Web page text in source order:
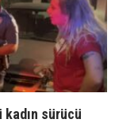
sürücü